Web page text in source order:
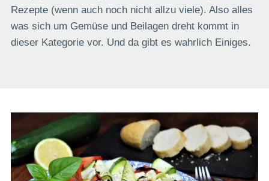
Rezepte (wenn auch noch nicht allzu viele). Also alles
was sich um Gemüse und Beilagen dreht kommt in
dieser Kategorie vor. Und da gibt es wahrlich Einiges.